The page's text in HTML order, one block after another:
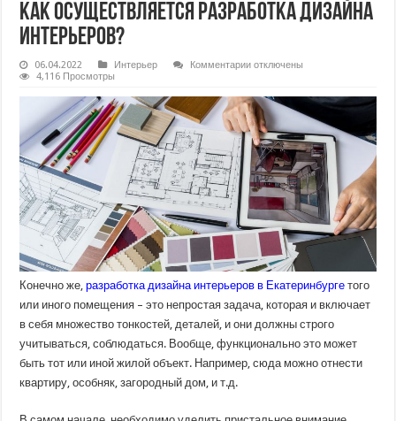
Как осуществляется разработка дизайна
интерьеров?
06.04.2022 Интерьер Комментариик
осуществляется
разработка
дизайна
интерьеров?
отключены
4,116 Просмотры
Конечно же,разработка дизайна интерьеров в Екатеринбурге того
или иного помещения – это непростая задача, которая и включает
в себя множество тонкостей, деталей, и они должны строго
учитываться, соблюдаться. Вообще, функционально это может
быть тот или иной жилой объект. Например, сюда можно отнести
квартиру, особняк, загородный дом, и т.д.